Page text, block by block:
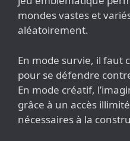
mondes vastes et
aléatoirement.
En mode survie, il faut
pour se défendre
En mode créatif,
grâce à un accès
nécessaires à la